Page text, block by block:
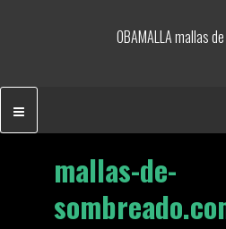
OBAMALLA mallas
mallas-de-